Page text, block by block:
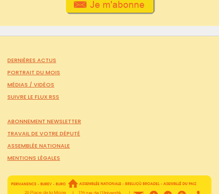
DERNIÈRES ACTUS
PORTRAIT DU MOIS
MÉDIAS / VIDÉOS
SUIVRE LE FLUX RSS
ABONNEMENT NEWSLETTER
TRAVAIL DE VOTRE DÉPUTÉ
ASSEMBLÉE NATIONALE
MENTIONS LÉGALES